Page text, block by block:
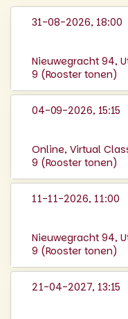
31-08-2026, 18:00
Nieuwegracht 94,
9 (Rooster tonen)
04-09-2026, 15:15
Online, Virtual
9 (Rooster tonen)
11-11-2026, 11:00
Nieuwegracht 94,
9 (Rooster tonen)
21-04-2027, 13:15